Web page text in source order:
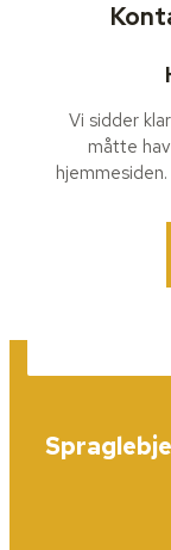
Vi sidder
måtte